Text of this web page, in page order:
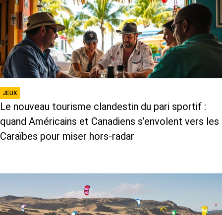
JEUX
Le nouveau tourisme clandestin du pari sportif :
quand Américains et Canadiens s’envolent vers les
Caraïbes pour miser hors-radar